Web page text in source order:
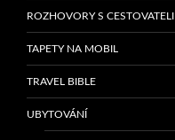
ROZHOVORY S CESTOVATELI
TAPETY NA MOBIL
TRAVEL BIBLE
UBYTOVÁNÍ